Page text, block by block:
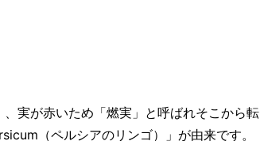
実が赤いため「燃実」と呼ばれそこから転
（ペルシアのリンゴ）」が由来です。